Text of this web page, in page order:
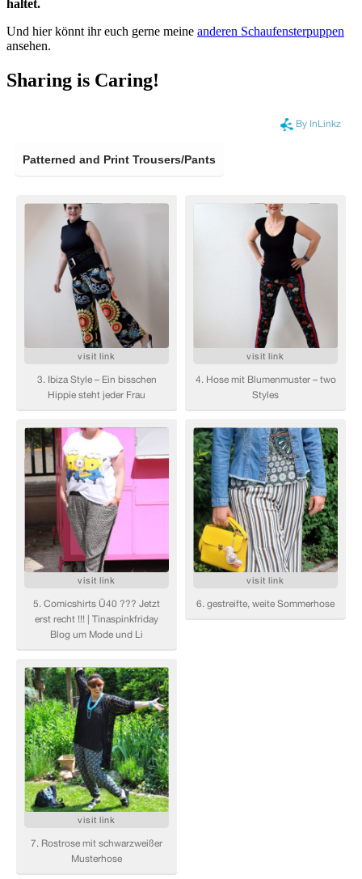
haltet.
Und hier könnt ihr euch gerne meine anderen Schaufensterpuppen
ansehen.
Sharing is Caring!